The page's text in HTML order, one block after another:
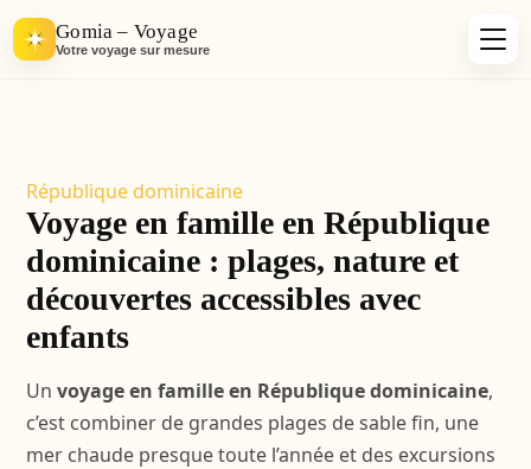
Gomia – Voyage
Votre voyage sur mesure
République dominicaine
Voyage en famille en République
dominicaine : plages, nature et
découvertes accessibles avec
enfants
Un voyage en famille en République dominicaine,
c’est combiner de grandes plages de sable fin, une
mer chaude presque toute l’année et des excursions